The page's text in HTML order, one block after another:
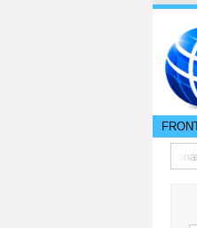
Prestamonan